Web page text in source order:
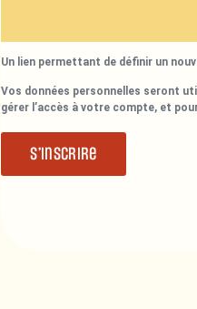
Un lien permettant de définir un
Vos données personnelles seront
gérer l’accès à votre compte, et
S’inscrire